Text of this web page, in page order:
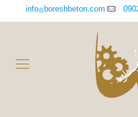
info@boreshbeton.com